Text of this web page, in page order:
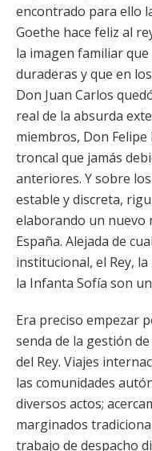
encontrado para ello
Goethe hace feliz al
la imagen familiar
duraderas y que en
Don Juan Carlos
real de la absurda
miembros, Don
troncal que jamás
anteriores. Y sobre
estable y discreta,
elaborando un nuevo
España. Alejada de
institucional, el Rey,
la Infanta Sofía son
Era preciso empezar
senda de la gestión
del Rey. Viajes
las comunidades
diversos actos;
marginados
trabajo de despacho